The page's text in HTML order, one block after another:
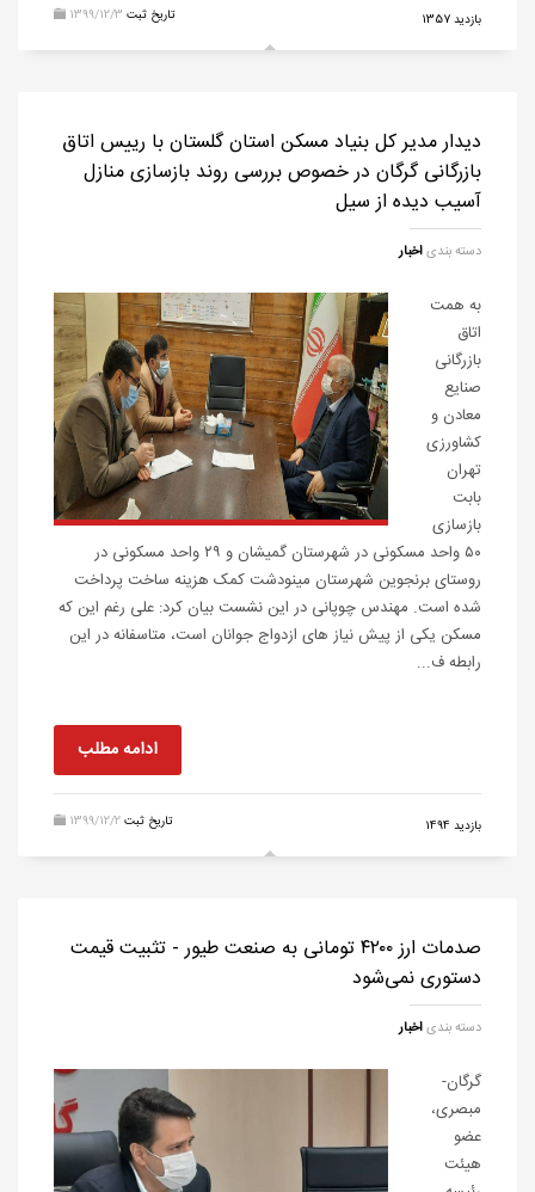
1399/12/3 تاریخ ثبت بازدید 1357
دیدار مدیر کل بنیاد مسکن استان گلستان با رییس اتاق
بازرگانی گرگان در خصوص بررسی روند بازسازی منازل
آسیب دیده از سیل
دسته بندیاخبار
به همت
اتاق
بازرگانی
صنایع
معادن و
کشاورزی
تهران
بابت
بازسازی
۵۰ واحد مسکونی در شهرستان گمیشان و ۲۹ واحد مسکونی در
روستای برنجوین شهرستان مینودشت کمک هزینه ساخت پرداخت
شده است. مهندس چوپانی در این نشست بیان کرد: علی رغم این که
مسکن یکی از پیش نیاز های ازدواج جوانان است، متاسفانه در این
رابطه ف...
ادامه مطلب
1399/12/2تاریخ ثبت بازدید 1494
صدمات ارز ۴۲۰۰ تومانی به صنعت طیور - تثبیت قیمت
دستوری نمی‌شود
دسته بندیاخبار
گرگان-
مبصری،
عضو
هیئت